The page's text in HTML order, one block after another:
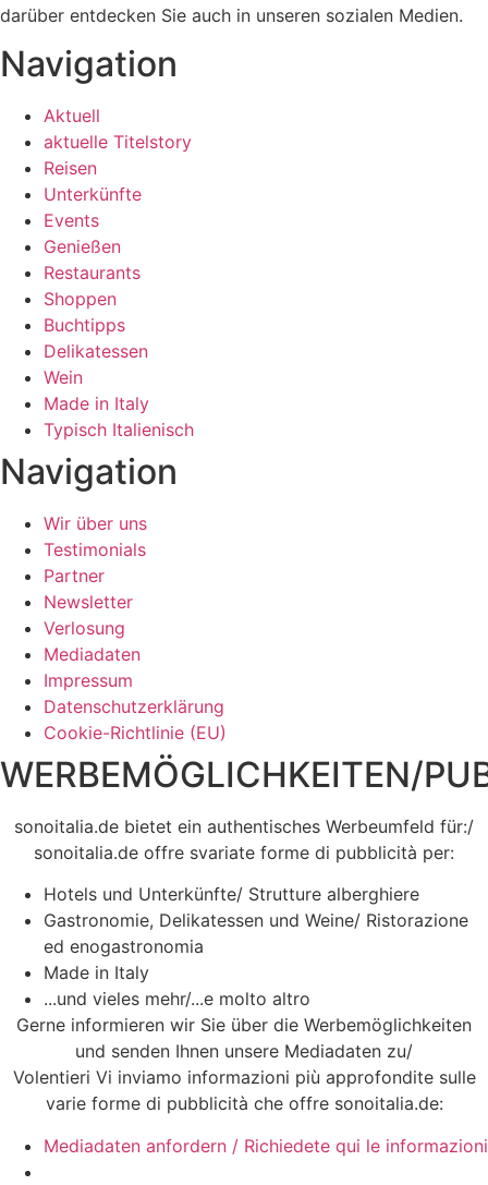
darüber entdecken Sie auch in unseren sozialen Medien.
Navigation
Aktuell
aktuelle Titelstory
Reisen
Unterkünfte
Events
Genießen
Restaurants
Shoppen
Buchtipps
Delikatessen
Wein
Made in Italy
Typisch Italienisch
Navigation
Wir über uns
Testimonials
Partner
Newsletter
Verlosung
Mediadaten
Impressum
Datenschutzerklärung
Cookie-Richtlinie (EU)
WERBEMÖGLICHKEITEN/
sonoitalia.de bietet ein authentisches Werbeumfeld für:/
sonoitalia.de offre svariate forme di pubblicità per:
Hotels und Unterkünfte/ Strutture alberghiere
Gastronomie, Delikatessen und Weine/ Ristorazione
ed enogastronomia
Made in Italy
...und vieles mehr/...e molto altro
Gerne informieren wir Sie über die Werbemöglichkeiten
und senden Ihnen unsere Mediadaten zu/
Volentieri Vi inviamo informazioni più approfondite sulle
varie forme di pubblicità che offre sonoitalia.de:
Mediadaten anfordern / Richiedete qui le informazioni